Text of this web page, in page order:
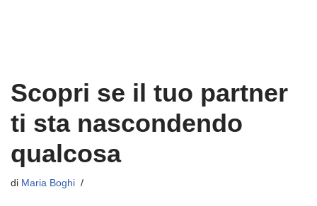
Scopri se il tuo partner
ti sta nascondendo
qualcosa
di Maria Boghi